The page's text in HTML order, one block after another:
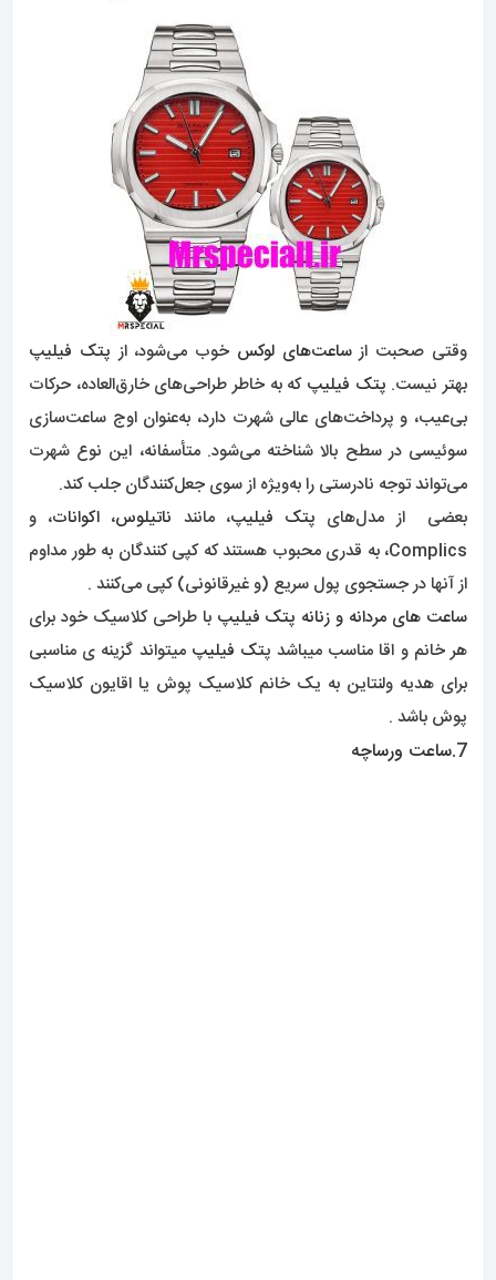
وقتی صحبت ازساعت‌های لوکس خوب می‌شود، از پتک فیلیپ
بهتر نیست. پتک فیلیپ که به خاطر طراحی‌های خارق‌العاده، حرکات
بی‌عیب، و پرداخت‌های عالی شهرت دارد، به‌عنوان اوج ساعت‌سازی
سوئیسی در سطح بالا شناخته می‌شود. متأسفانه، این نوع شهرت
می‌تواند توجه نادرستی را به‌ویژه از سوی جعل‌کنندگان جلب کند.
بعضی از مدل‌های پتک فیلیپ، مانند ناتیلوس، اکوانات، و
Complics، به قدری محبوب هستند که کپی کنندگان به طور مداوم
از آنها در جستجوی پول سریع (و غیرقانونی) کپی می‌کنند .
ساعت های مردانه و زنانه پتک فیلیپ با طراحی کلاسیک خود برای
هر خانم و اقا مناسب میباشد پتک فیلیپ میتواند گزینه ی مناسبی
برای هدیه ولنتاین به یک خانم کلاسیک پوش یا اقایون کلاسیک
پوش باشد .
7.ساعت ورساچه